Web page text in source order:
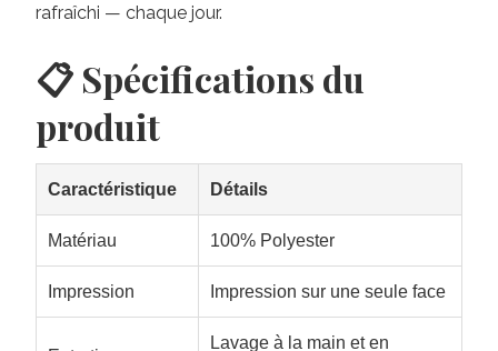
rafraîchi — chaque jour.
📋 Spécifications du
produit
Caractéristique Détails
Matériau 100% Polyester
Impression Impression sur une seule face
Lavage à la main et en